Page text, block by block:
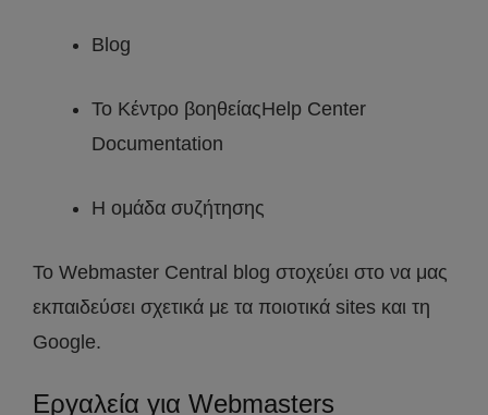
Blog
Το Κέντρο βοηθείαςHelp Center
Documentation
Η ομάδα συζήτησης
Το Webmaster Central blog στοχεύει στο να μας
εκπαιδεύσει σχετικά με τα ποιοτικά sites και τη
Google.
Εργαλεία για Webmasters